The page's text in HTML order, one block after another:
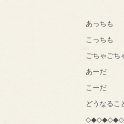
あっちも
こっちも
ごちゃごち
あーだ
こーだ
どうなるこ